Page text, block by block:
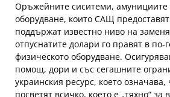
Оръжейните сиситеми, амунициите
оборудване, които САЩ
поддържат известно ниво на
отпуснатите долари го правят в по-
физическото оборудване.
помощ, дори и със сегашните
украинския ресурс, което означава,
посветят всичко, което е „тяхно“